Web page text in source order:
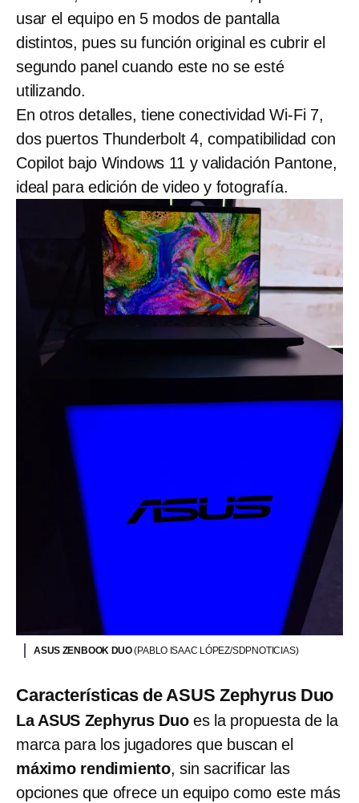
usar el equipo en 5 modos de pantalla
distintos, pues su función original es cubrir el
segundo panel cuando este no se esté
utilizando.
En otros detalles, tiene conectividad Wi-Fi 7,
dos puertos Thunderbolt 4, compatibilidad con
Copilot bajo Windows 11 y validación Pantone,
ideal para edición de video y fotografía.
ASUS ZENBOOK DUO(PABLO ISAAC LÓPEZ/SDPNOTICIAS)
Características de ASUS Zephyrus Duo
La ASUS Zephyrus Duoes la propuesta de la
marca para los jugadores que buscan el
máximo rendimiento, sin sacrificar las
opciones que ofrece un equipo como este más